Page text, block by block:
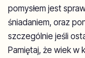
pomysłem jest
śniadaniem, oraz
szczególnie jeśli
Pamiętaj, że wiek w